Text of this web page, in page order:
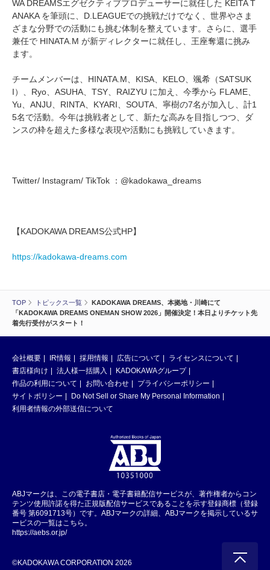
TOP トピックス一覧
KADOKAWA DREAMS、本拠地・川崎にて
「KADOKAWA DREAMS ONEMAN SHOW 2026」開催決定！本日よりチケット先
着先行受付がスタート！
WA DREAMSエグゼクティブプロデューサーに就任した KEITA T
ANAKA を筆頭に、D.LEAGUEでの挑戦だけでなく、世界やさま
ざまな分野での活動にも挑む体制を整えています。さらに、選手
兼任で HINATA.M が新ディレクターに就任し、王座奪還に挑み
ます。
チームメンバーは、HINATA.M、KISA、KELO、颯希（SATSUK
I）、Ryo、ASUHA、TSY、RAIZYU に加え、今季から FLAME、
Yu、ANJU、RINTA、KYARI、SOUTA、寧樹の7名が加入し、計1
5名で活動。今年は挑戦者として、新たな高みを目指しつつ、ダ
ンスの枠を超えた多様な表現や活動にも挑戦していきます。
Twitter/ Instagram/ TikTok ：@kadokawa_dreams
【KADOKAWA DREAMS公式HP】
https://kadokawa-dreams.com
会社概要 IR情報 採用情報 広告について
ライセンスについて
書店様向け
法人様一括購入
KADOKAWAグループ
作品の利用について
お問い合わせ
プライバシーポリシー
サイトポリシー
Do Not Sell or Share My Personal Information
利用者情報の外部送信について
ABJマークは、この電子書店・電子書籍配信サービスが、著作権者からコン
テンツ使用許諾を得た正規版配信サービスであることを示す登録商標（登録
番号 第6091713号）です。ABJマークの詳細、ABJマークを掲示しているサ
ービスの一覧はこちら。
https://aebs.or.jp/
©KADOKAWA CORPORATION 2026